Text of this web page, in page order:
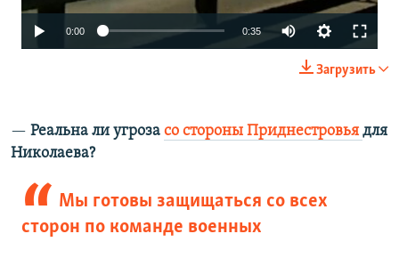
0:00 0:35
240p
Загрузить
—​ Реальна ли угроза со стороны Приднестровья для
Николаева?
Мы готовы защищаться со всех
сторон по команде военных